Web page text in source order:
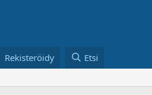
Rekisteröidy Etsi